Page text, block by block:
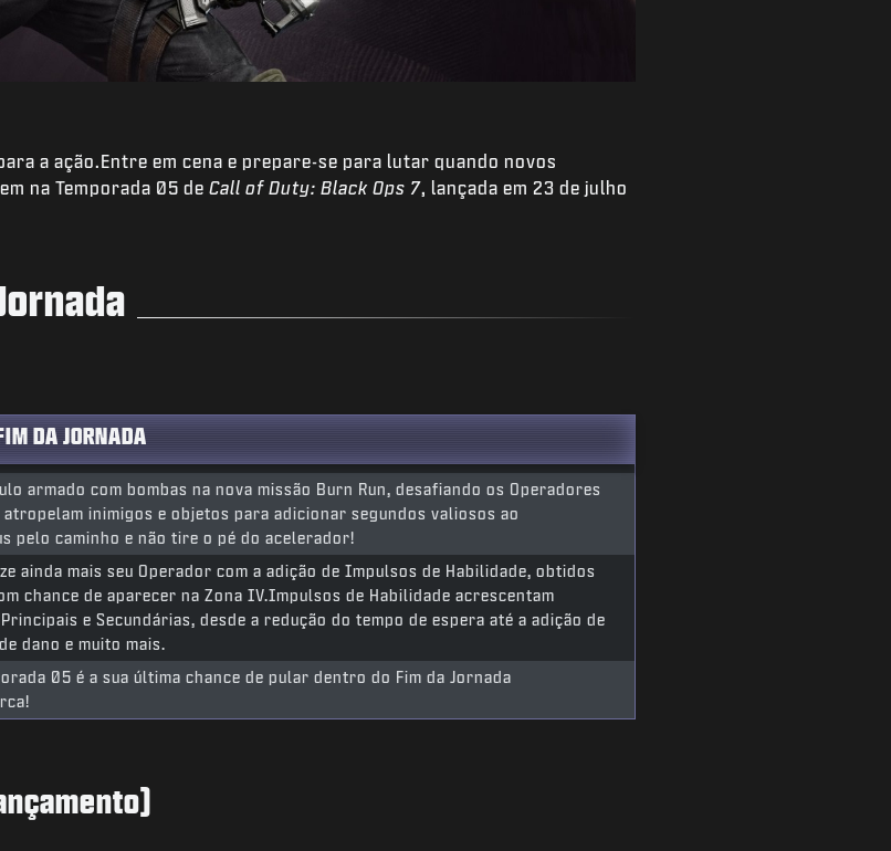
a ação.Entre em cena e prepare-se para lutar quando novos
na Temporada 05 de Call of Duty: Black Ops 7, lançada em 23 de julho
DA JORNADA
armado com bombas na nova missão Burn Run, desafiando os Operadores
inimigos e objetos para adicionar segundos valiosos ao
pelo caminho e não tire o pé do acelerador!
ainda mais seu Operador com a adição de Impulsos de Habilidade, obtidos
chance de aparecer na Zona IV.Impulsos de Habilidade acrescentam
e Secundárias, desde a redução do tempo de espera até a adição de
dano e muito mais.
05 é a sua última chance de pular dentro do Fim da Jornada